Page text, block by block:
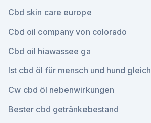
Cbd skin care europe
Cbd oil company von colorado
Cbd oil hiawassee ga
Ist cbd öl für mensch und hund gleich
Cw cbd öl nebenwirkungen
Bester cbd getränkebestand